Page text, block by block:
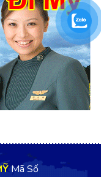
Mã Số